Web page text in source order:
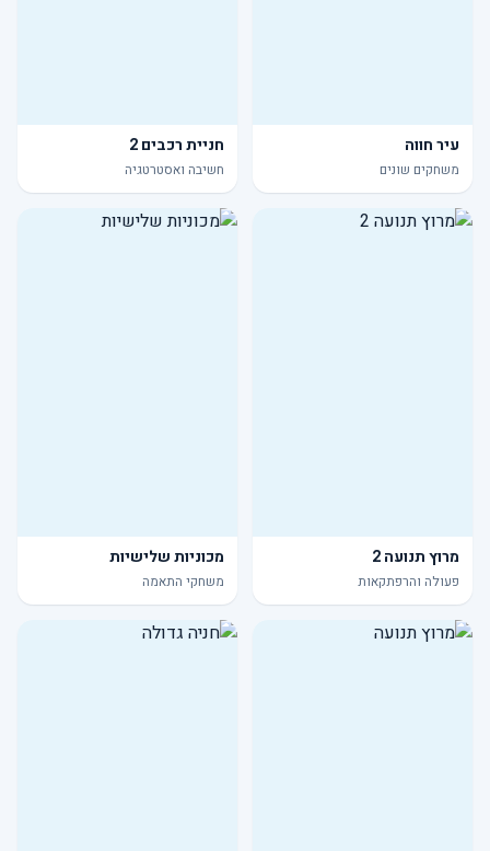
עיר חווה
משחקים שונים
חניית רכבים 2
חשיבה ואסטרטגיה
מרוץ תנועה 2
פעולה והרפתקאות
מכוניות שלישיות
משחקי התאמה